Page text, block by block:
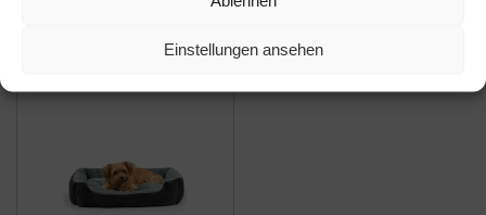
Einstellungen ansehen
Extra Große Hunde-
Katzennestbett Katze
Winter S